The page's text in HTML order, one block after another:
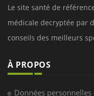
Le site santé de
médicale decryptée par
conseils des meilleurs
À PROPOS
Données personnelles